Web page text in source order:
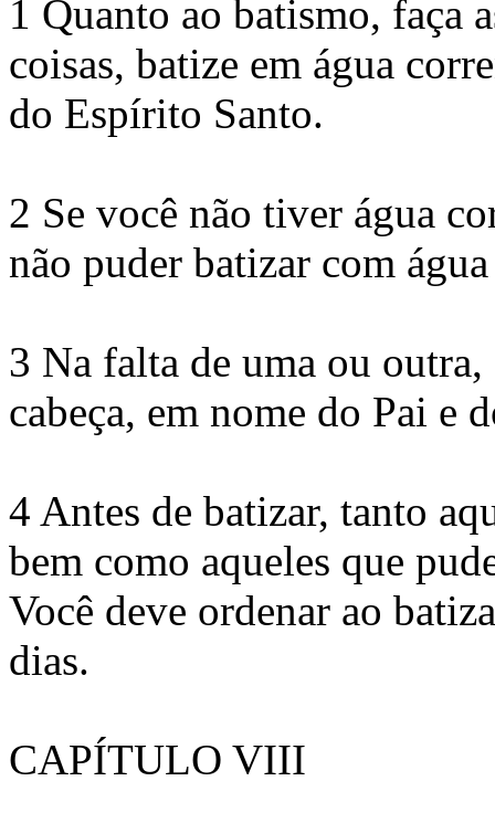
1 Quanto ao batismo, faça
coisas, batize em água
do Espírito Santo.
2 Se você não tiver água
não puder batizar com
3 Na falta de uma ou outra,
cabeça, em nome do Pai e
4 Antes de batizar, tanto
bem como aqueles que
Você deve ordenar ao
dias.
CAPÍTULO VIII